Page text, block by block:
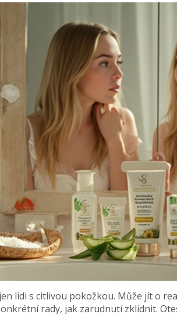
lidi s citlivou pokožkou. Může jít o
rady, jak zarudnutí zklidnit.